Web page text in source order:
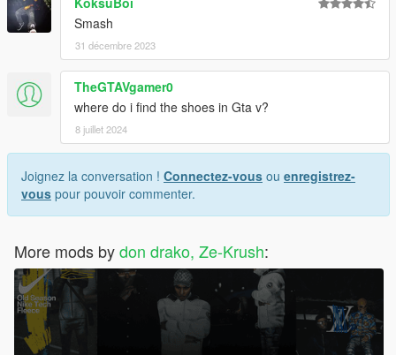
Smash
31 décembre 2023
TheGTAVgamer0
where do i find the shoes in Gta v?
8 juillet 2024
Joignez la conversation ! Connectez-vous ou enregistrez-
vous pour pouvoir commenter.
More mods bydon drako, Ze-Krush: